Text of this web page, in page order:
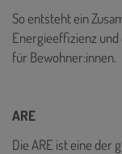
So entsteht ein
Energieeffizienz
für Bewohner:innen.
ARE
Die ARE ist eine